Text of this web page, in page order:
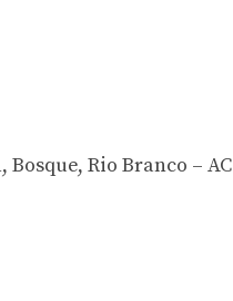
Rio Branco – AC